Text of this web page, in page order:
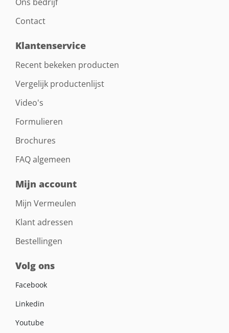
Contact
Klantenservice
Recent bekeken producten
Vergelijk productenlijst
Video's
Formulieren
Brochures
FAQ algemeen
Mijn account
Mijn Vermeulen
Klant adressen
Bestellingen
Volg ons
Facebook
Linkedin
Youtube